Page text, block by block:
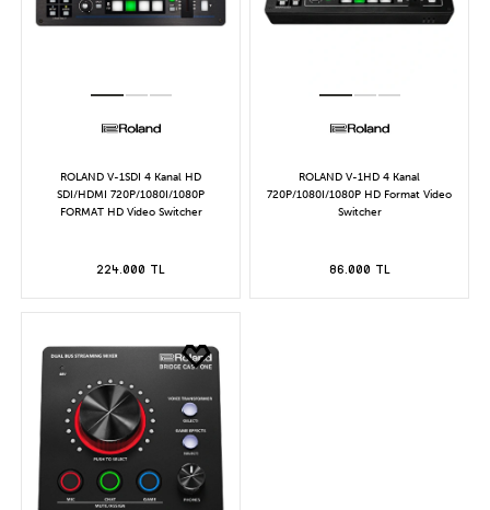
ROLAND V-1SDI 4 Kanal HD
SDI/HDMI 720P/1080I/1080P
FORMAT HD Video Switcher
224.000 TL
ROLAND V-1HD 4 Kanal
720P/1080I/1080P HD Format Video
Switcher
86.000 TL